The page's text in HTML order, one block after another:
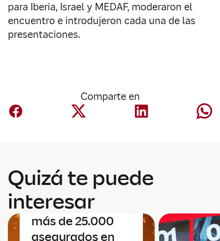
para Iberia, Israel y MEDAF, moderaron el
encuentro e introdujeron cada una de las
presentaciones.
Comparte en
Quizá te puede
interesar
Negocio España
Mapfre contacta
uno a uno con sus
más de 25.000
asegurados en